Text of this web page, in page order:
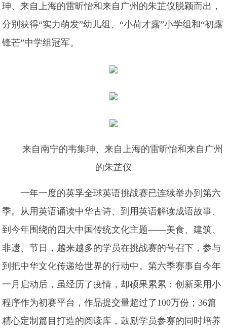
珅、来自上海的雷昕怡和来自广州的朱芷仪脱颖而出，
分别获得“实力萌发”幼儿组、“小荷才露”小学组和“初露
锋芒”中学组冠军。
来自南宁的韦集珅、来自上海的雷昕怡和来自广州
的朱芷仪
一年一度的英孚全球英语挑战赛已连续举办到第六
季。从用英语诵读中华古诗、到用英语解读成语故事、
到今年围绕的四大中国传统文化主题——美食、建筑、
非遗、节日，越来越多的学员在挑战赛的号召下，参与
到把中华文化传递给世界的行动中。第六季赛事自今年
一月启动后，虽经历了疫情，却硕果累累：创新采用小
程序作为初赛平台，作品提交量超过了100万份；36篇
精心定制篇目打造的阅读库，鼓励学员参赛的同时培养